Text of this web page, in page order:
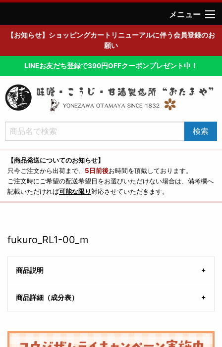
メニュー
【お知らせ】ショッピングカートリニューアルに伴う会員登録のお
願い
LINEお友だち登録で390円OFFクーポンプレゼント中！
【商品発送についてのお知らせ】
只今ご注文から出荷まで、 5日前後お時間を頂戴しております。
ご注文時にご希望の配送希望日をお選びいただけない場合は、備考欄へ
記載いただければ可能な限り対応させていただきます。
fukuro_RL1-00_m
商品説明
商品詳細（成分表）